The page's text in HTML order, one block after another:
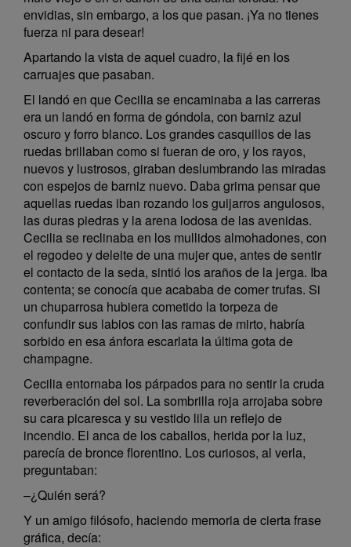
envidias, sin embargo, a los que pasan. ¡Ya no tienes
fuerza ni para desear!
Apartando la vista de aquel cuadro, la fijé en los
carruajes que pasaban.
El landó en que Cecilia se encaminaba a las carreras
era un landó en forma de góndola, con barniz azul
oscuro y forro blanco. Los grandes casquillos de las
ruedas brillaban como si fueran de oro, y los rayos,
nuevos y lustrosos, giraban deslumbrando las miradas
con espejos de barniz nuevo. Daba grima pensar que
aquellas ruedas iban rozando los guijarros angulosos,
las duras piedras y la arena lodosa de las avenidas.
Cecilia se reclinaba en los mullidos almohadones, con
el regodeo y deleite de una mujer que, antes de sentir
el contacto de la seda, sintió los araños de la jerga. Iba
contenta; se conocía que acababa de comer trufas. Si
un chuparrosa hubiera cometido la torpeza de
confundir sus labios con las ramas de mirto, habría
sorbido en esa ánfora escarlata la última gota de
champagne.
Cecilia entornaba los párpados para no sentir la cruda
reverberación del sol. La sombrilla roja arrojaba sobre
su cara picaresca y su vestido lila un reflejo de
incendio. El anca de los caballos, herida por la luz,
parecía de bronce florentino. Los curiosos, al verla,
preguntaban:
–¿Quién será?
Y un amigo filósofo, haciendo memoria de cierta frase
gráfica, decía: